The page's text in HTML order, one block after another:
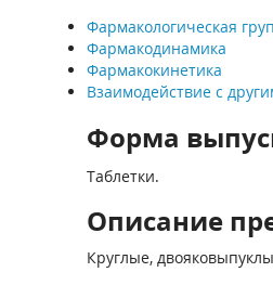
Фармакологическая
Фармакодинамика
Фармакокинетика
Взаимодействие с
Форма
Таблетки.
Описание
Круглые,